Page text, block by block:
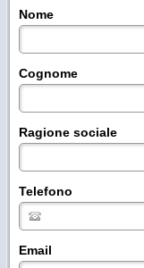
Nome
Cognome
Ragione sociale
Telefono
Email